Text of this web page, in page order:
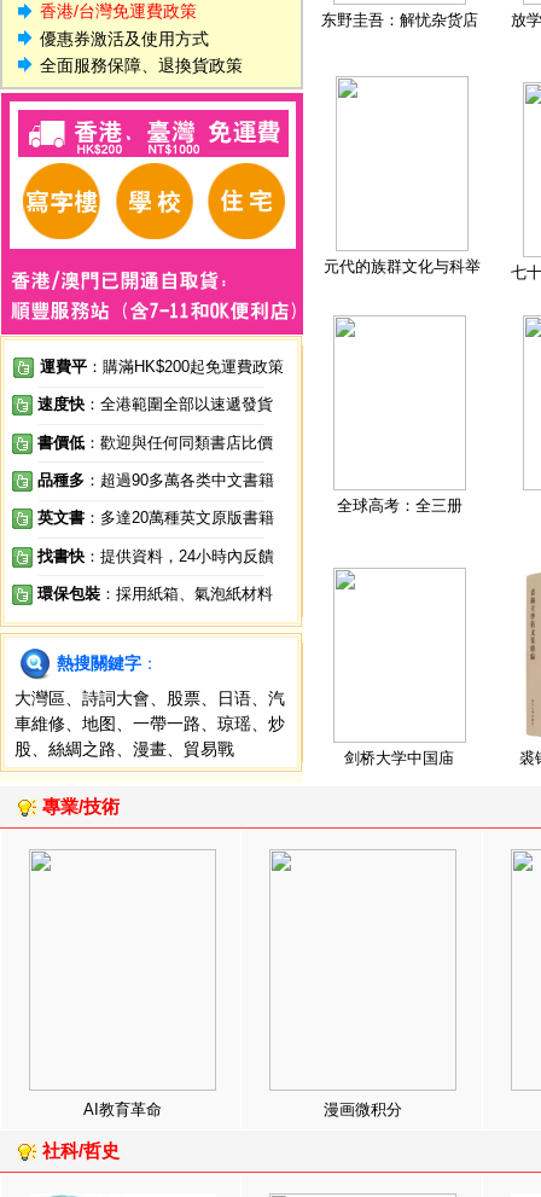
香港/台灣免運費政策
優惠券激活及使用方式
全面服務保障、退換貨政策
運費平 ：購滿HK$200起免運費政策
速度快 ：全港範圍全部以速遞發貨
書價低 ：歡迎與任何同類書店比價
品種多 ：超過90多萬各类中文書籍
英文書 ：多達20萬種英文原版書籍
找書快 ：提供資料，24小時內反饋
環保包裝 ：採用紙箱、氣泡紙材料
熱搜關鍵字 ：
大灣區
詩詞大會 股票 日语
汽
車維修
地图 一帶一路 琼瑶
炒
股
絲綢之路 漫畫 貿易戰
东野圭吾：解忧杂货店 放
元代的族群文化与科举 七
全球高考：全三册
剑桥大学中国庙 裘
專業/技術
AI教育革命 漫画微积分
社科/哲史